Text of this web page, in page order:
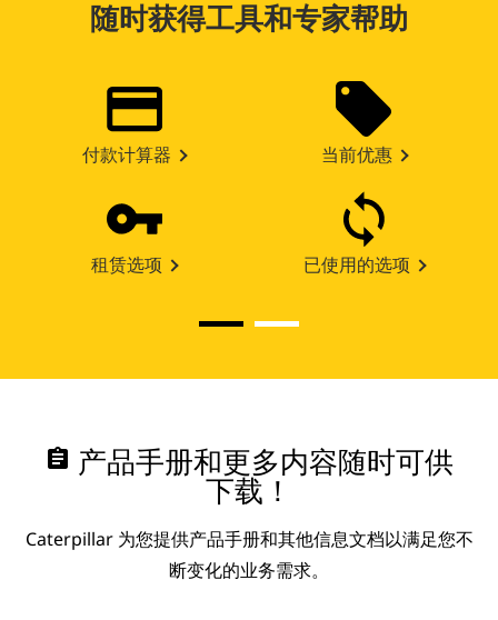
随时获得工具和专家帮助
付款计算器 当前优惠
租赁选项 已使用的选项
assignment 产品手册和更多内容随时可供
下载！
Caterpillar 为您提供产品手册和其他信息文档以满足您不
断变化的业务需求。